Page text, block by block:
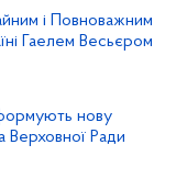
і Повноважним
Гаелем Весьєром
нову
Верховної Ради